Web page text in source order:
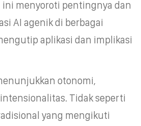
menyoroti pentingnya dan
AI agenik di berbagai
aplikasi dan implikasi
otonomi,
Tidak seperti
yang mengikuti